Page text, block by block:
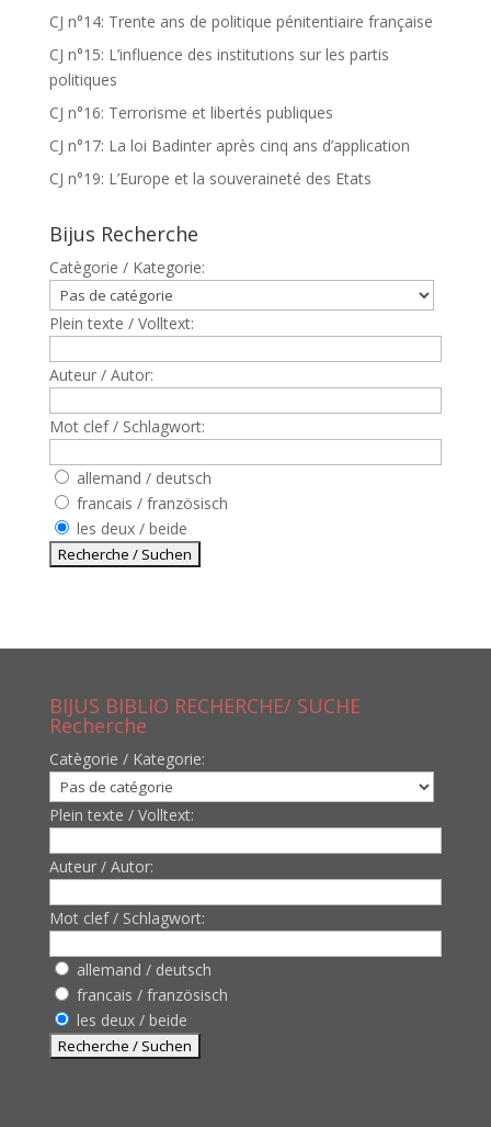
CJ n°14: Trente ans de politique pénitentiaire française
CJ n°15: L’influence des institutions sur les partis
politiques
CJ n°16: Terrorisme et libertés publiques
CJ n°17: La loi Badinter après cinq ans d’application
CJ n°19: L’Europe et la souveraineté des Etats
Bijus Recherche
Catègorie / Kategorie:
Plein texte / Volltext:
Auteur / Autor:
Mot clef / Schlagwort:
allemand / deutsch
francais / französisch
les deux / beide
BIJUS BIBLIO RECHERCHE/ SUCHE
Recherche
Catègorie / Kategorie:
Plein texte / Volltext:
Auteur / Autor:
Mot clef / Schlagwort:
allemand / deutsch
francais / französisch
les deux / beide